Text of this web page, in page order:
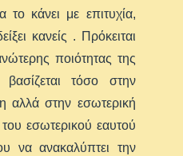
το κάνει με επιτυχία,
κανείς . Πρόκειται
ποιότητας της
τόσο στην
αλλά στην εσωτερική
εσωτερικού εαυτού
να ανακαλύπτει την